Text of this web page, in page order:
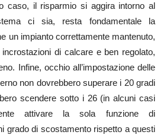
caso, il risparmio si aggira intorno al
ci sia, resta fondamentale la
un impianto correttamente mantenuto,
di calcare e ben regolato,
Infine, occhio all’impostazione delle
non dovrebbero superare i 20 gradi
scendere sotto i 26 (in alcuni casi
attivare la sola funzione di
grado di scostamento rispetto a questi